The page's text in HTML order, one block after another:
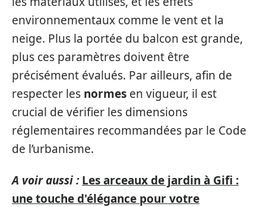
environnementaux comme le vent et la
neige. Plus la portée du balcon est grande,
plus ces paramètres doivent être
précisément évalués. Par ailleurs, afin de
respecter les normes en vigueur, il est
crucial de vérifier les dimensions
réglementaires recommandées par le Code
de l’urbanisme.
A voir aussi : Les arceaux de jardin à Gifi :
une touche d'élégance pour votre